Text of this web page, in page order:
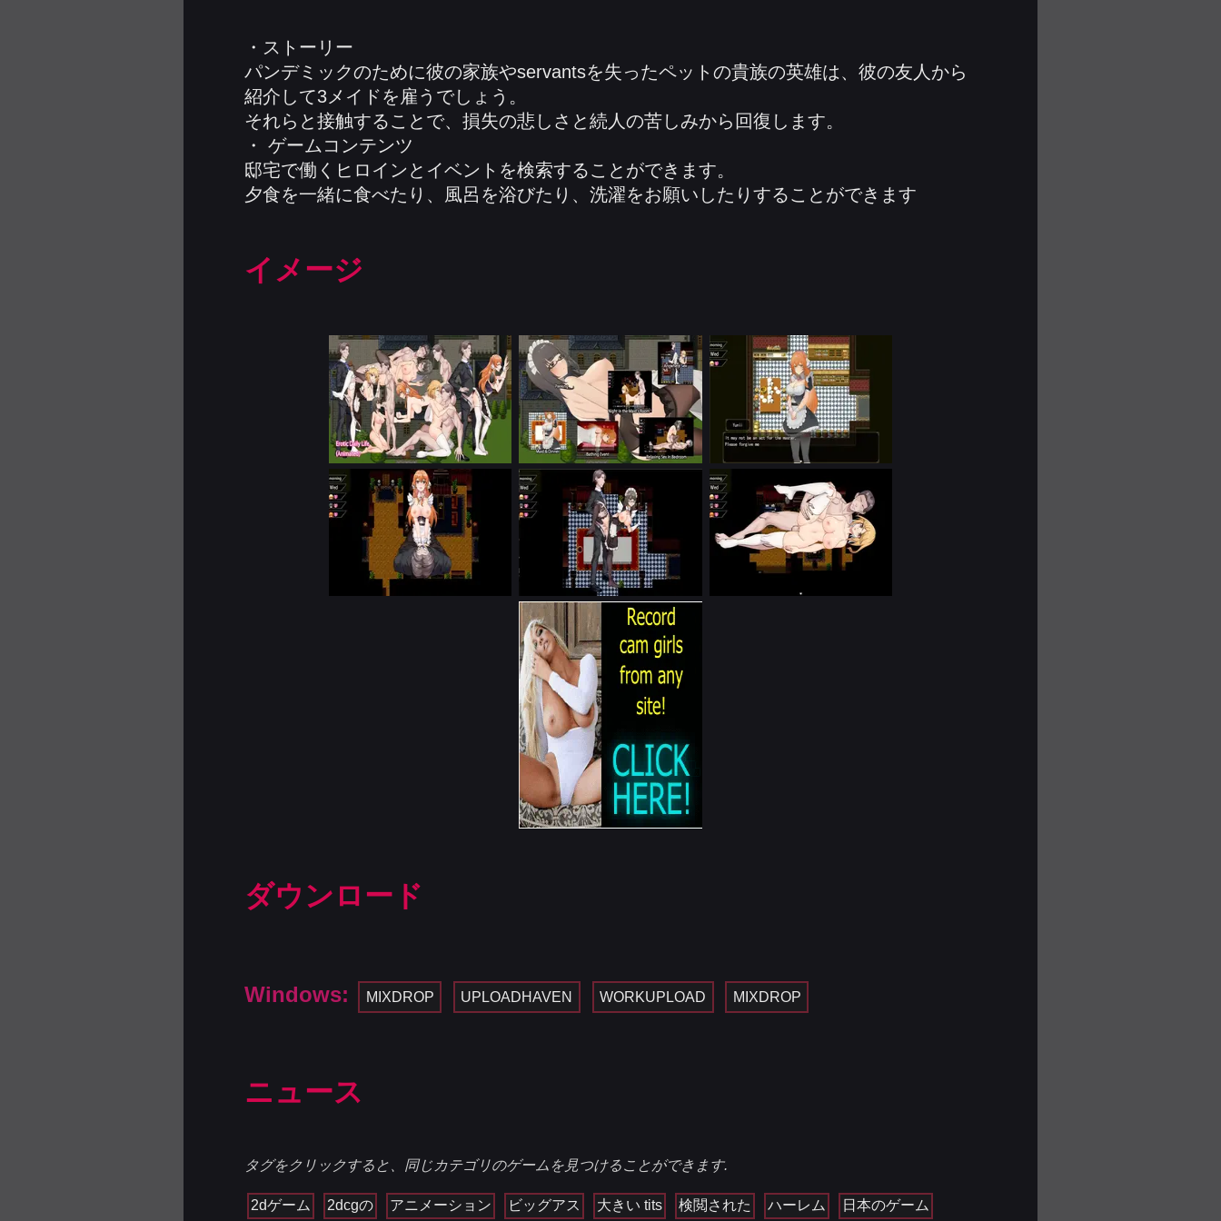
・ストーリー
パンデミックのために彼の家族やservantsを失ったペットの貴族の英雄は、彼の友人から
紹介して3メイドを雇うでしょう。
それらと接触することで、損失の悲しさと続人の苦しみから回復します。
・ ゲームコンテンツ
邸宅で働くヒロインとイベントを検索することができます。
夕食を一緒に食べたり、風呂を浴びたり、洗濯をお願いしたりすることができます
イメージ
ダウンロード
Windows: MIXDROP UPLOADHAVEN WORKUPLOAD MIXDROP
ニュース
タグをクリックすると、同じカテゴリのゲームを見つけることができます.
2dゲーム 2dcgの アニメーション ビッグアス 大きい tits 検閲された ハーレム 日本のゲーム